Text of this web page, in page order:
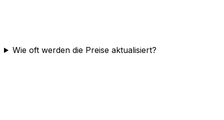
Wie oft werden die Preise aktualisiert?